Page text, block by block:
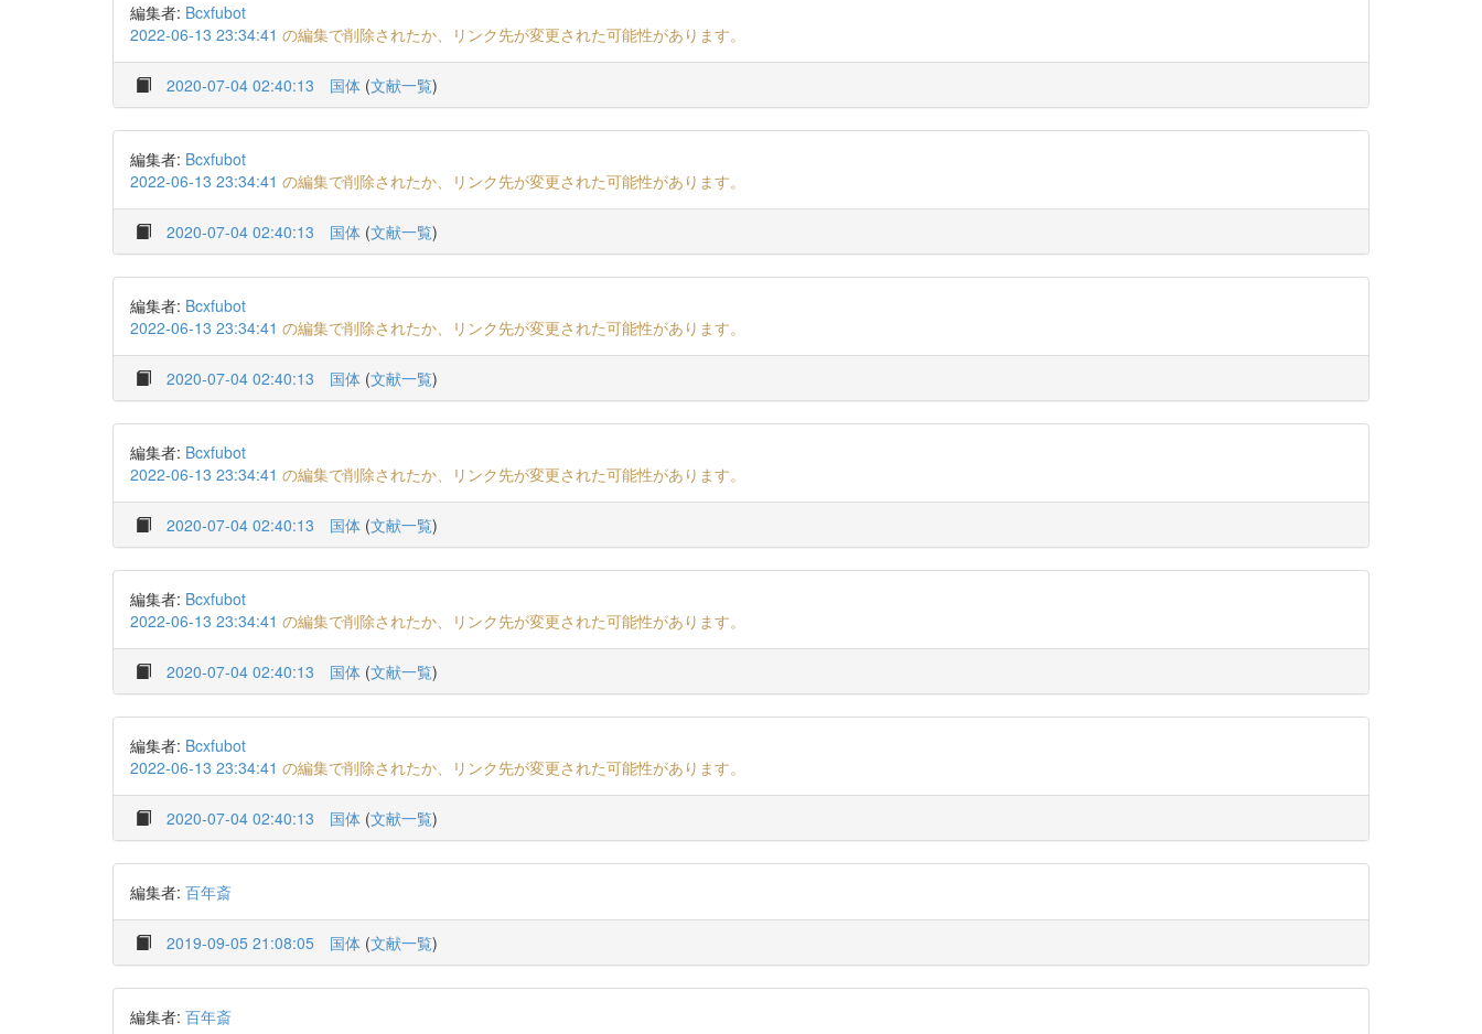
編集者: Bcxfubot
2022-06-13 23:34:41 の編集で削除されたか、リンク先が変更された可能性があります。
2020-07-04 02:40:13 国体 (文献一覧)
編集者: Bcxfubot
2022-06-13 23:34:41 の編集で削除されたか、リンク先が変更された可能性があります。
2020-07-04 02:40:13 国体 (文献一覧)
編集者: Bcxfubot
2022-06-13 23:34:41 の編集で削除されたか、リンク先が変更された可能性があります。
2020-07-04 02:40:13 国体 (文献一覧)
編集者: Bcxfubot
2022-06-13 23:34:41 の編集で削除されたか、リンク先が変更された可能性があります。
2020-07-04 02:40:13 国体 (文献一覧)
編集者: Bcxfubot
2022-06-13 23:34:41 の編集で削除されたか、リンク先が変更された可能性があります。
2020-07-04 02:40:13 国体 (文献一覧)
編集者: Bcxfubot
2022-06-13 23:34:41 の編集で削除されたか、リンク先が変更された可能性があります。
2020-07-04 02:40:13 国体 (文献一覧)
編集者: 百年斎
2019-09-05 21:08:05 国体 (文献一覧)
編集者: 百年斎